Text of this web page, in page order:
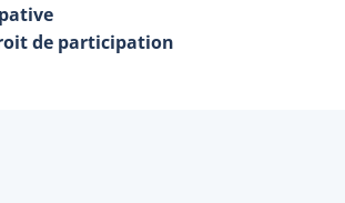
de participation